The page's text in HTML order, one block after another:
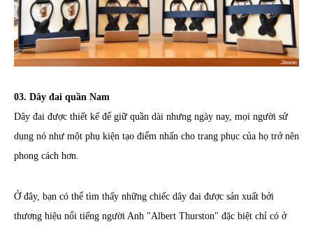
03. Dây đai quần Nam
Dây đai được thiết kế để giữ quần dài nhưng ngày nay, mọi người sử
dụng nó như một phụ kiện tạo điểm nhấn cho trang phục của họ trở nên
phong cách hơn.
Ở đây, bạn có thể tìm thấy những chiếc dây đai được sản xuất bởi
thương hiệu nổi tiếng người Anh "Albert Thurston" đặc biệt chỉ có ở